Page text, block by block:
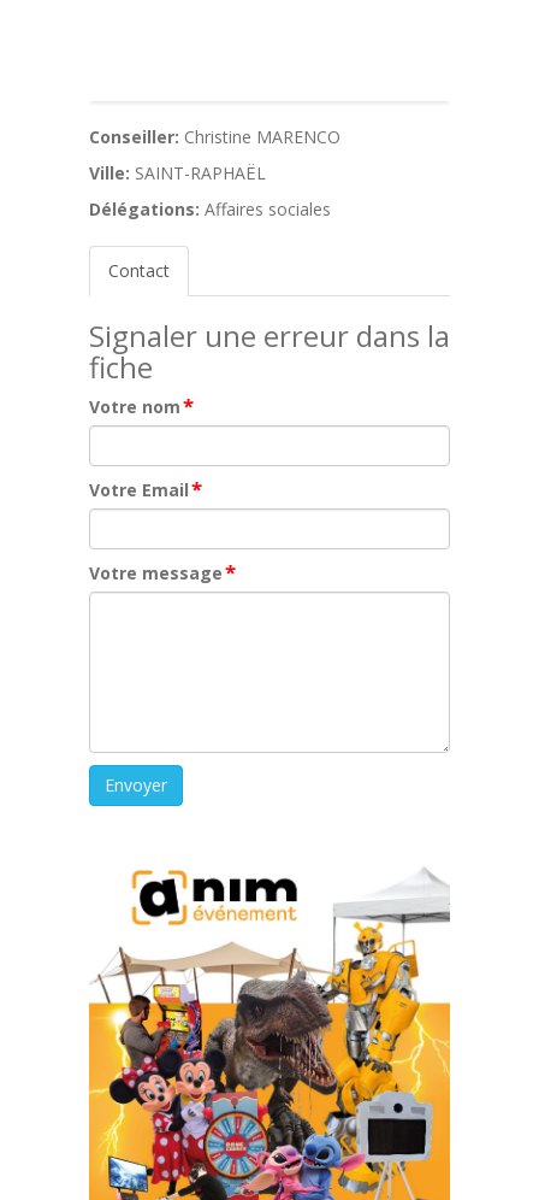
Conseiller: Christine MARENCO
Ville: SAINT-RAPHAËL
Délégations: Affaires sociales
Contact
Signaler une erreur dans la
fiche
Votre nom*
Votre Email*
Votre message*